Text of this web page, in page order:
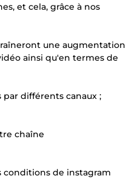
et cela, grâce à nos
une augmentation
ainsi qu'en termes de
par différents canaux ;
chaîne
conditions de instagram